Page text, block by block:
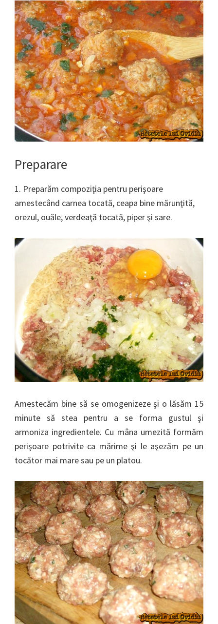
Preparare
1. Preparăm compoziţia pentru perişoare
amestecând carnea tocată, ceapa bine mărunţită,
orezul, ouăle, verdeaţă tocată, piper şi sare.
Amestecăm bine să se omogenizeze şi o lăsăm 15
minute să stea pentru a se forma gustul şi
armoniza ingredientele. Cu mâna umezită formăm
perişoare potrivite ca mărime şi le aşezăm pe un
tocător mai mare sau pe un platou.